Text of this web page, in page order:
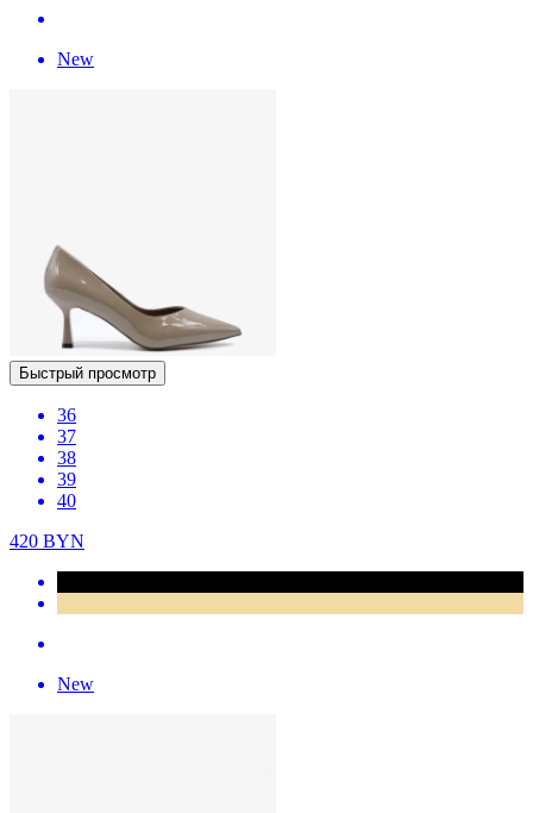
New
Быстрый просмотр
36
37
38
39
40
420 BYN
New